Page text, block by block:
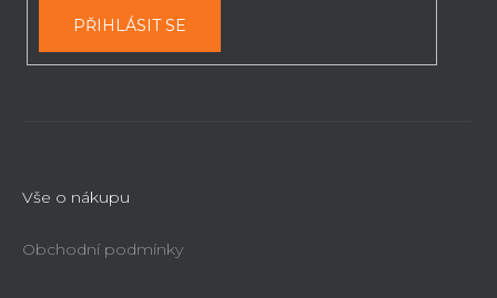
PŘIHLÁSIT SE
Vše o nákupu
Obchodní podmínky